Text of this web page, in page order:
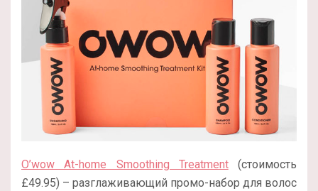
O’wow At-home Smoothing Treatment(стоимость
£49.95) – разглаживающий промо-набор для волос